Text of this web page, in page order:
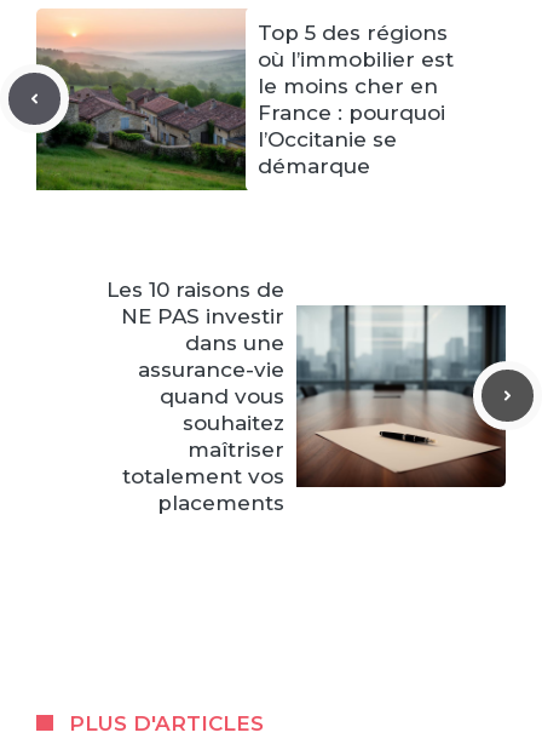
Top 5 des régions
où l’immobilier est
le moins cher en
France : pourquoi
l’Occitanie se
démarque
Les 10 raisons de
NE PAS investir
dans une
assurance-vie
quand vous
souhaitez
maîtriser
totalement vos
placements
PLUS D'ARTICLES